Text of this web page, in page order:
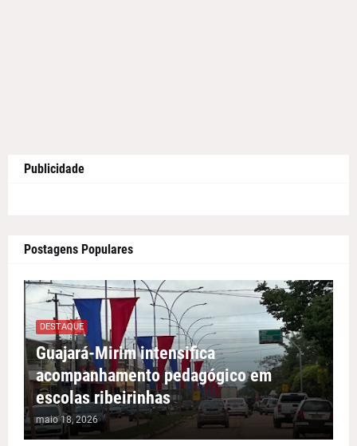
Publicidade
Postagens Populares
DESTAQUE
Guajará-Mirim intensifica
acompanhamento pedagógico em
escolas ribeirinhas
maio 18, 2026